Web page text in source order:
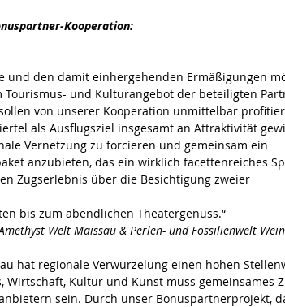
Kooperation:
und den damit einhergehenden Ermäßigungen
Tourismus- und Kulturangebot der beteiligten
von unserer Kooperation unmittelbar
als Ausflugsziel insgesamt an Attraktivität
Vernetzung zu forcieren und gemeinsam ein
anzubieten, das ein wirklich facettenreiches
Zugserlebnis über die Besichtigung zweier
bis zum abendlichen Theatergenuss.“
Welt Maissau & Perlen- und Fossilienwelt
hat regionale Verwurzelung einen hohen
Wirtschaft, Kultur und Kunst muss gemeinsames
sein. Durch unser Bonuspartnerprojekt,